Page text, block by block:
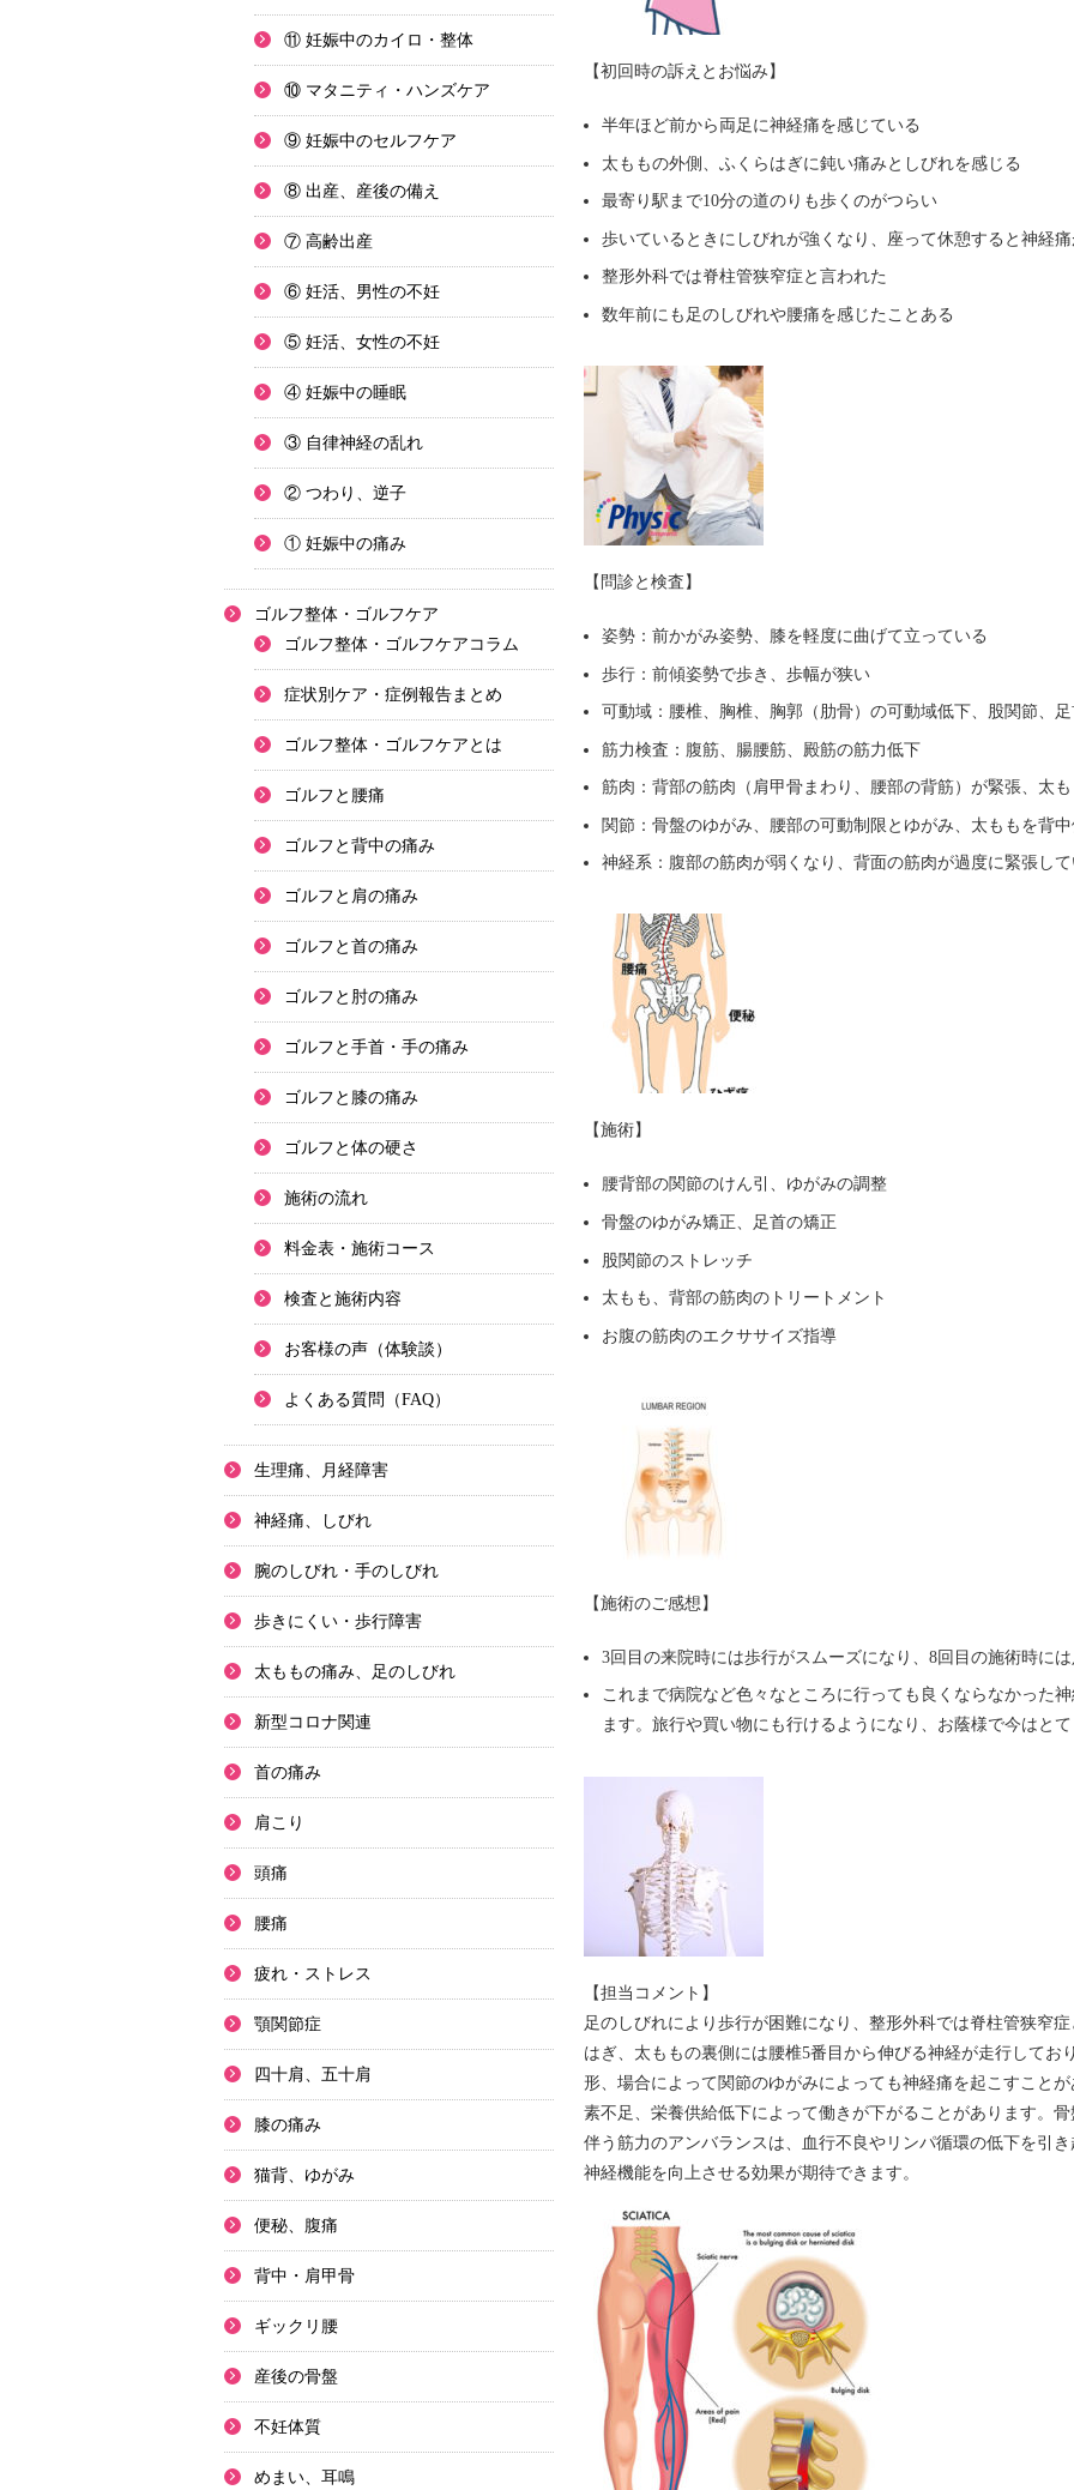
【初回時の訴えとお悩み】
半年ほど前から両足に神経痛を感じている
太ももの外側、ふくらはぎに鈍い痛みとしびれを感じる
最寄り駅まで10分の道のりも歩くのがつらい
歩いているときにしびれが強くなり、座って休憩すると神経
整形外科では脊柱管狭窄症と言われた
数年前にも足のしびれや腰痛を感じたことある
【問診と検査】
姿勢：前かがみ姿勢、膝を軽度に曲げて立っている
歩行：前傾姿勢で歩き、歩幅が狭い
可動域：腰椎、胸椎、胸郭（肋骨）の可動域低下、股関節、
筋力検査：腹筋、腸腰筋、殿筋の筋力低下
筋肉：背部の筋肉（肩甲骨まわり、腰部の背筋）が緊張、太
関節：骨盤のゆがみ、腰部の可動制限とゆがみ、太ももを背
神経系：腹部の筋肉が弱くなり、背面の筋肉が過度に緊張し
【施術】
腰背部の関節のけん引、ゆがみの調整
骨盤のゆがみ矯正、足首の矯正
股関節のストレッチ
太もも、背部の筋肉のトリートメント
お腹の筋肉のエクササイズ指導
【施術のご感想】
3 回目の来院時には歩行がスムーズになり、 8 回目の施術時に
これまで病院など色々なところに行っても良くならなかった
ます。旅行や買い物にも行けるようになり、お蔭様で今はと
【担当コメント】
足のしびれにより歩行が困難になり、整形外科では脊柱管狭窄
はぎ、太ももの裏側には腰椎5番目から伸びる神経が走行してお
形、場合によって関節のゆがみによっても神経痛を起こすこと
素不足、栄養供給低下によって働きが下がることがあります。
伴う筋力のアンバランスは、血行不良やリンパ循環の低下を引
神経機能を向上させる効果が期待できます。
⑪ 妊娠中のカイロ・整体
⑩ マタニティ・ハンズケア
⑨ 妊娠中のセルフケア
⑧ 出産、産後の備え
⑦ 高齢出産
⑥ 妊活、男性の不妊
⑤ 妊活、女性の不妊
④ 妊娠中の睡眠
③ 自律神経の乱れ
② つわり、逆子
① 妊娠中の痛み
ゴルフ整体・ゴルフケア
ゴルフ整体・ゴルフケアコラム
症状別ケア・症例報告まとめ
ゴルフ整体・ゴルフケアとは
ゴルフと腰痛
ゴルフと背中の痛み
ゴルフと肩の痛み
ゴルフと首の痛み
ゴルフと肘の痛み
ゴルフと手首・手の痛み
ゴルフと膝の痛み
ゴルフと体の硬さ
施術の流れ
料金表・施術コース
検査と施術内容
お客様の声（体験談）
よくある質問（FAQ）
生理痛、月経障害
神経痛、しびれ
腕のしびれ・手のしびれ
歩きにくい・歩行障害
太ももの痛み、足のしびれ
新型コロナ関連
首の痛み
肩こり
頭痛
腰痛
疲れ・ストレス
顎関節症
四十肩、五十肩
膝の痛み
猫背、ゆがみ
便秘、腹痛
背中・肩甲骨
ギックリ腰
産後の骨盤
不妊体質
めまい、耳鳴